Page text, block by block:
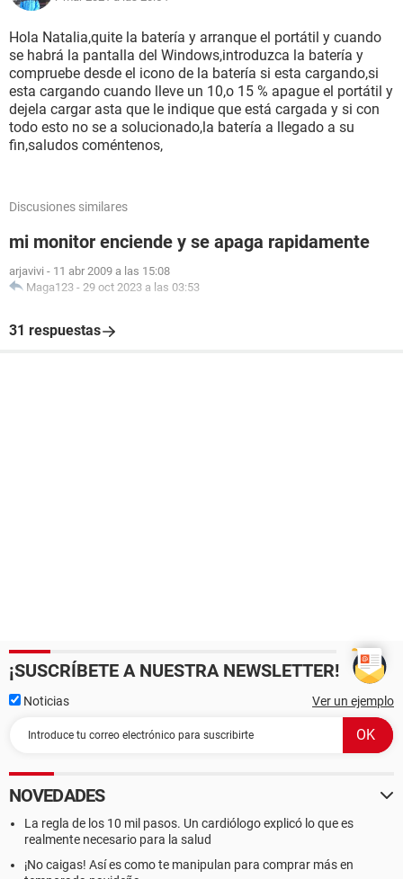
Hola Natalia,quite la batería y arranque el portátil y cuando
se habrá la pantalla del Windows,introduzca la batería y
compruebe desde el icono de la batería si esta cargando,si
esta cargando cuando lleve un 10,o 15 % apague el portátil y
dejela cargar asta que le indique que está cargada y si con
todo esto no se a solucionado,la batería a llegado a su
fin,saludos coméntenos,
Discusiones similares
mi monitor enciende y se apaga rapidamente
arjavivi - 11 abr 2009 a las 15:08
Maga123 - 29 oct 2023 a las 03:53
31 respuestas
¡SUSCRÍBETE A NUESTRA NEWSLETTER!
Noticias Ver un ejemplo
NOVEDADES
La regla de los 10 mil pasos. Un cardiólogo explicó lo que es
realmente necesario para la salud
¡No caigas! Así es como te manipulan para comprar más en